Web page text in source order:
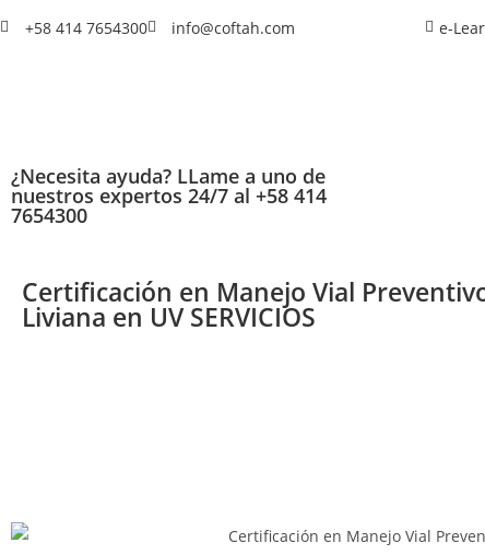
+58 414 7654300 info@coftah.com e-
¿Necesita ayuda? LLame a uno de
nuestros expertos 24/7 al +58 414
7654300
Certificación en Manejo Vial
Liviana en UV SERVICIOS